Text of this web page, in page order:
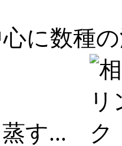
に数種
蒸す...